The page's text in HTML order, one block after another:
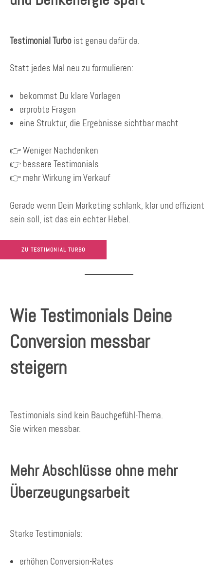
Testimonial Turbo ist genau dafür da.
Statt jedes Mal neu zu formulieren:
bekommst Du klare Vorlagen
erprobte Fragen
eine Struktur, die Ergebnisse sichtbar macht
👉 Weniger Nachdenken
👉 bessere Testimonials
👉 mehr Wirkung im Verkauf
Gerade wenn Dein Marketing schlank, klar und effizient
sein soll, ist das ein echter Hebel.
ZU TESTIMONIAL TURBO
Wie Testimonials Deine
Conversion messbar
steigern
Testimonials sind kein Bauchgefühl-Thema.
Sie wirken messbar.
Mehr Abschlüsse ohne mehr
Überzeugungsarbeit
Starke Testimonials:
erhöhen Conversion-Rates